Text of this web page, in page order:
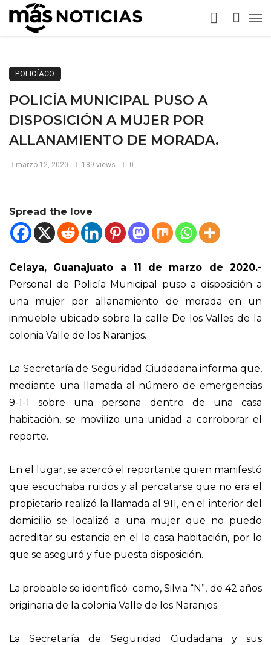
POLICÍACO
POLICÍA MUNICIPAL PUSO A
DISPOSICIÓN A MUJER POR
ALLANAMIENTO DE MORADA.
marzo 12, 2020 189 views 0
Spread the love
Celaya, Guanajuato a 11 de marzo de 2020.-
Personal de Policía Municipal puso a disposición a
una mujer por allanamiento de morada en un
inmueble ubicado sobre la calle De los Valles de la
colonia Valle de los Naranjos.
La Secretaría de Seguridad Ciudadana informa que,
mediante una llamada al número de emergencias
9-1-1 sobre una persona dentro de una casa
habitación, se movilizo una unidad a corroborar el
reporte.
En el lugar, se acercó el reportante quien manifestó
que escuchaba ruidos y al percatarse que no era el
propietario realizó la llamada al 911, en el interior del
domicilio se localizó a una mujer que no puedo
acreditar su estancia en el la casa habitación, por lo
que se aseguró y fue puesta disposición.
La probable se identificó como, Silvia “N”, de 42 años
originaria de la colonia Valle de los Naranjos.
La Secretaría de Seguridad Ciudadana y sus